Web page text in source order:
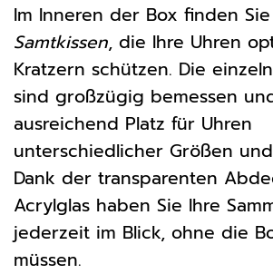
Im Inneren der Box finden Sie
Samtkissen, die Ihre Uhren
Kratzern schützen. Die
sind großzügig bemessen
ausreichend Platz für Uhren
unterschiedlicher Größen
Dank der transparenten
Acrylglas haben Sie Ihre
jederzeit im Blick, ohne die
müssen.